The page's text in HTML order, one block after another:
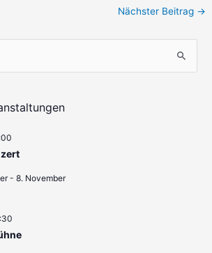
Nächster Beitrag →
-8. November